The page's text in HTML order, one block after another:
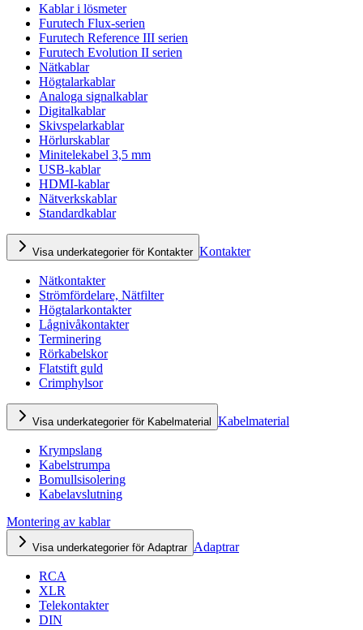
Kablar i lösmeter
Furutech Flux-serien
Furutech Reference III serien
Furutech Evolution II serien
Nätkablar
Högtalarkablar
Analoga signalkablar
Digitalkablar
Skivspelarkablar
Hörlurskablar
Minitelekabel 3,5 mm
USB-kablar
HDMI-kablar
Nätverkskablar
Standardkablar
Visa underkategorier för Kontakter Kontakter
Nätkontakter
Strömfördelare, Nätfilter
Högtalarkontakter
Lågnivåkontakter
Terminering
Rörkabelskor
Flatstift guld
Crimphylsor
Visa underkategorier för Kabelmaterial Kabelmaterial
Krympslang
Kabelstrumpa
Bomullsisolering
Kabelavslutning
Montering av kablar
Visa underkategorier för Adaptrar Adaptrar
RCA
XLR
Telekontakter
DIN